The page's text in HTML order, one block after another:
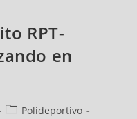
RPT-
en
Polideportivo